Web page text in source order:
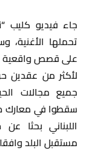
جاء فيديو كليب
تحملها الأغنية،
على قصص واقعية
لأكثر من عقدين
جميع مجالات
سقطوا في معارك
اللبناني بحثا
مستقبل البلد